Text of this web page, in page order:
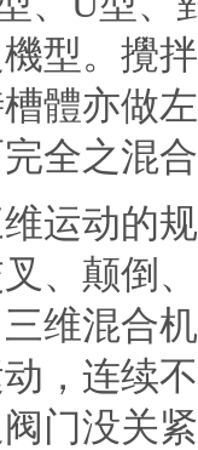
型。攪
體亦做
全之混
运动的
、颠倒
维混合
，连续
门没关